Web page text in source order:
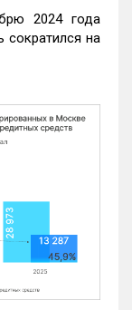
2024 года
сократился на